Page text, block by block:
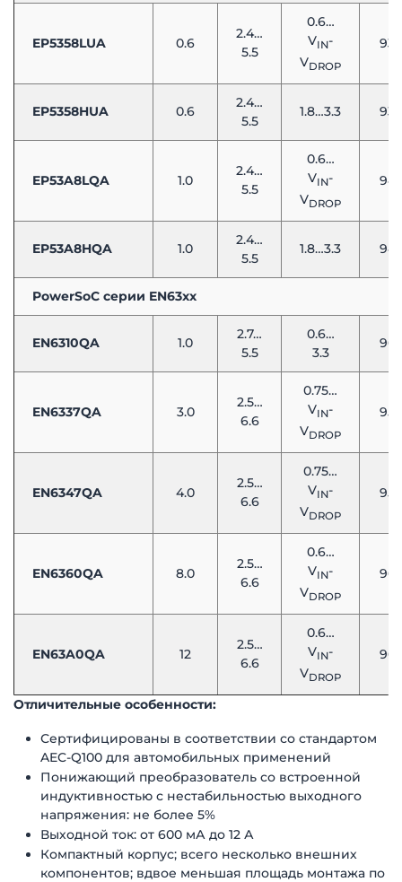
EP5358LUA 0.6
2.4…
5.5
0.6…
VIN-
VDROP
EP5358HUA 0.6
2.4…
5.5
1.8…3.3
EP53A8LQA 1.0
2.4…
5.5
0.6…
VIN-
VDROP
EP53A8HQA 1.0
2.4…
5.5
1.8…3.3
PowerSoC серии EN63xx
EN6310QA 1.0
2.7…
5.5
0.6…
3.3
EN6337QA 3.0
2.5…
6.6
0.75…
VIN-
VDROP
EN6347QA 4.0
2.5…
6.6
0.75…
VIN-
VDROP
EN6360QA 8.0
2.5…
6.6
0.6…
VIN-
VDROP
EN63A0QA 12
2.5…
6.6
0.6…
VIN-
VDROP
Отличительные особенности:
Сертифицированы в соответствии со стандартом
AEC-Q100 для автомобильных применений
Понижающий преобразователь со встроенной
индуктивностью с нестабильностью выходного
напряжения: не более 5%
Выходной ток: от 600 мА до 12 А
Компактный корпус; всего несколько внешних
компонентов; вдвое меньшая площадь монтажа по